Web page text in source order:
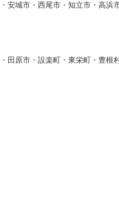
安城市・西尾市・知立市・高浜
田原市・設楽町・東栄町・豊根